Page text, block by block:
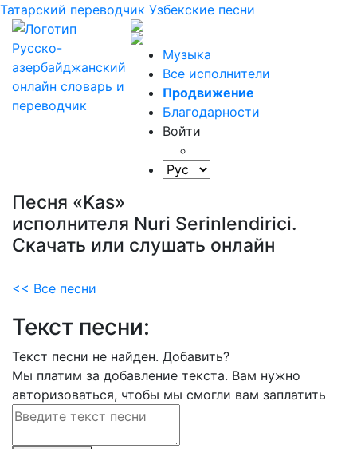
Татарский переводчик Узбекские песни
Музыка
Все исполнители
Продвижение
Благодарности
Войти
Песня «Kas»
исполнителя Nuri Serinlendirici.
Скачать или слушать онлайн
<< Все песни
Текст песни:
Текст песни не найден. Добавить?
Мы платим за добавление текста. Вам нужно
авторизоваться, чтобы мы смогли вам заплатить